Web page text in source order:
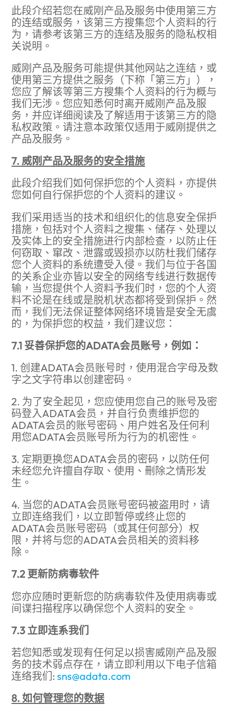
此段介绍若您在威刚产品及服务中使用第三方
的连结或服务，该第三方搜集您个人资料的行
为，请参考该第三方的连结及服务的隐私权相
关说明。
威刚产品及服务可能提供其他网站之连结，或
使用第三方提供之服务（下称「第三方」），
您应了解该等第三方搜集个人资料的行为概与
我们无涉。您应知悉何时离开威刚产品及服
务，并应详细阅读及了解适用于该第三方的隐
私权政策。请注意本政策仅适用于威刚提供之
产品及服务。
7. 威刚产品及服务的安全措施
此段介绍我们如何保护您的个人资料，亦提供
您如何自行保护您的个人资料的建议。
我们采用适当的技术和组织化的信息安全保护
措施，包括对个人资料之搜集、储存、处理以
及实体上的安全措施进行内部检查，以防止任
何窃取、窜改、泄露或毁损亦以防杜我们储存
您个人资料的系统遭受入侵。我们与位于各国
的关系企业亦皆以安全的网络专线进行数据传
输，当您提供个人资料予我们时，您的个人资
料不论是在线或是脱机状态都将受到保护。然
而，我们无法保证整体网络环境皆是安全无虞
的，为保护您的权益，我们建议您：
7.1 妥善保护您的ADATA会员账号，例如：
1. 创建ADATA会员账号时，使用混合字母及数
字之文字符串以创建密码。
2. 为了安全起见，您应使用您自己的账号及密
码登入ADATA会员，并自行负责维护您的
ADATA会员的账号密码、用户姓名及任何利
用您ADATA会员账号所为行为的机密性。
3. 定期更换您ADATA会员的密码，以防任何
未经您允许擅自存取、使用、删除之情形发
生。
4. 当您的ADATA会员账号密码被盗用时，请
立即连络我们，以立即暂停或终止您的
ADATA会员账号密码（或其任何部分）权
限，并将与您的ADATA会员相关的资料移
除。
7.2 更新防病毒软件
您亦应随时更新您的防病毒软件及使用病毒或
间谍扫描程序以确保您个人资料的安全。
7.3 立即连系我们
若您知悉或发现有任何足以损害威刚产品及服
务的技术弱点存在，请立即利用以下电子信箱
连络我们: sns@adata.com
8. 如何管理您的数据